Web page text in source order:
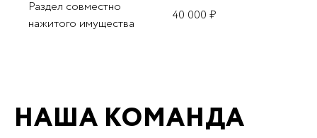
Раздел совместно
нажитого имущества
40 000 ₽
НАША КОМАНДА